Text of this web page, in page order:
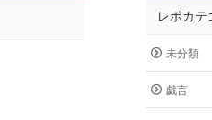
レポカテ
未分類
戯言